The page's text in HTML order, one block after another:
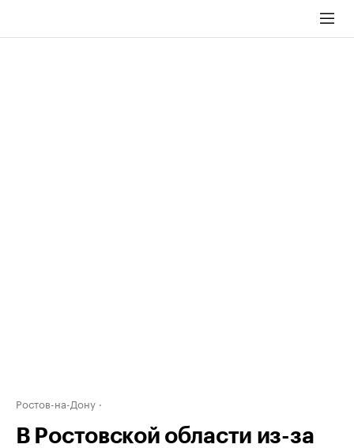
Ростов-на-Дону
В Ростовской области из-за